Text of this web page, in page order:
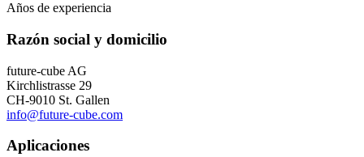
Años de experiencia
Razón social y domicilio
future-cube AG
Kirchlistrasse 29
CH-9010 St. Gallen
info@future-cube.com
Aplicaciones